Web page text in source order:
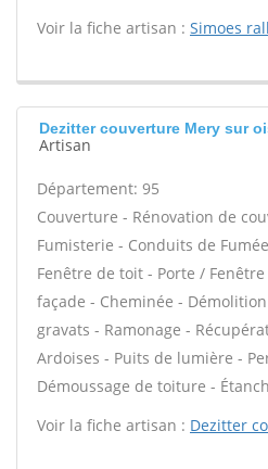
Voir la fiche artisan : Simoes
Dezitter couverture Mery sur
Artisan
Département: 95
Couverture - Rénovation de
Fumisterie - Conduits de
Fenêtre de toit - Porte /
façade - Cheminée -
gravats - Ramonage -
Ardoises - Puits de lumière -
Démoussage de toiture -
Voir la fiche artisan : Dezitter